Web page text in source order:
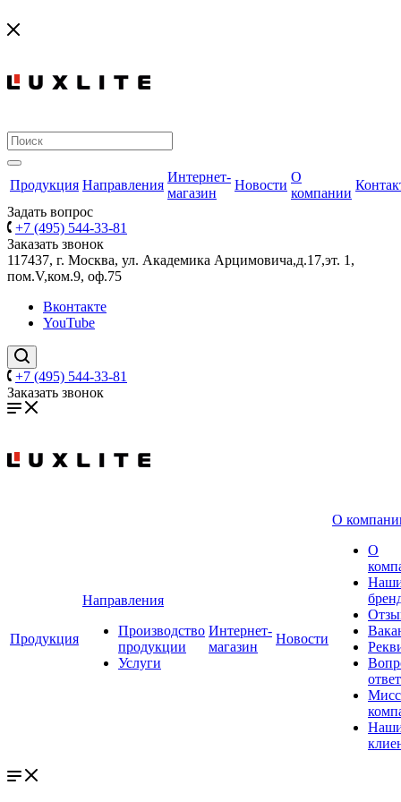
Продукция Направления
Интернет-
магазин
Новости
О
компании
Задать вопрос
+7 (495) 544-33-81
Заказать звонок
117437, г. Москва, ул. Академика Арцимовича,д.17,эт. 1,
пом.V,ком.9, оф.75
Вконтакте
YouTube
+7 (495) 544-33-81
Заказать звонок
Продукция
Направления
Производство
продукции
Услуги
Интернет-
магазин
Новости
О
О
ответ